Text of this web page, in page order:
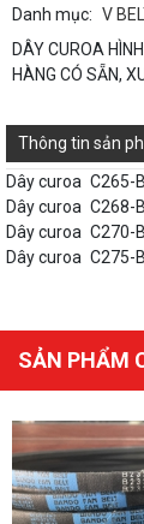
Danh mục: V
DÂY CUROA
HÀNG CÓ SẴN,
Thông tin sản
Dây curoa C265-B
Dây curoa C268-B
Dây curoa C270-B
Dây curoa C275-B
SẢN PHẨM